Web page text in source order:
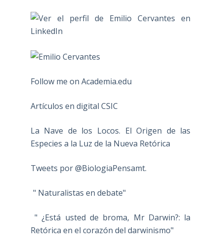
Follow me on Academia.edu
Artículos en digital CSIC
La Nave de los Locos. El Origen de las
Especies a la Luz de la Nueva Retórica
Tweets por @BiologiaPensamt.
" Naturalistas en debate"
" ¿Está usted de broma, Mr Darwin?: la
Retórica en el corazón del darwinismo"